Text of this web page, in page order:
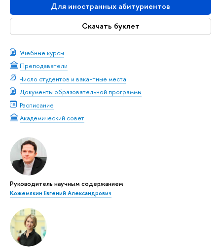
Для иностранных абитуриентов
Скачать буклет
Учебные курсы
Преподаватели
Число студентов и вакантные места
Документы образовательной программы
Расписание
Академический совет
Руководитель научным содержанием
Кожемякин Евгений Александрович